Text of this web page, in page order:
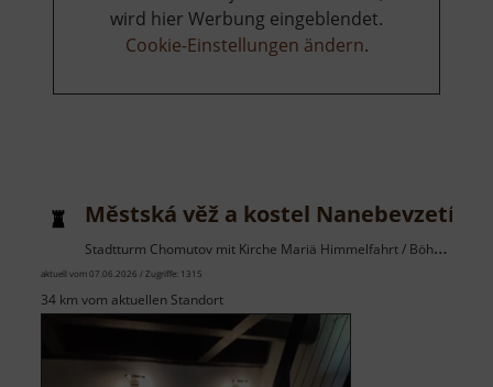
wird hier Werbung eingeblendet.
Cookie-Einstellungen ändern.
Městská věž a kostel Nanebevzetí
Stadtturm Chomutov mit Kirche Mariä Himmelfahrt / Böhmisches Erzgebirge
aktuell vom 07.06.2026 / Zugriffe: 1315
34 km vom aktuellen Standort